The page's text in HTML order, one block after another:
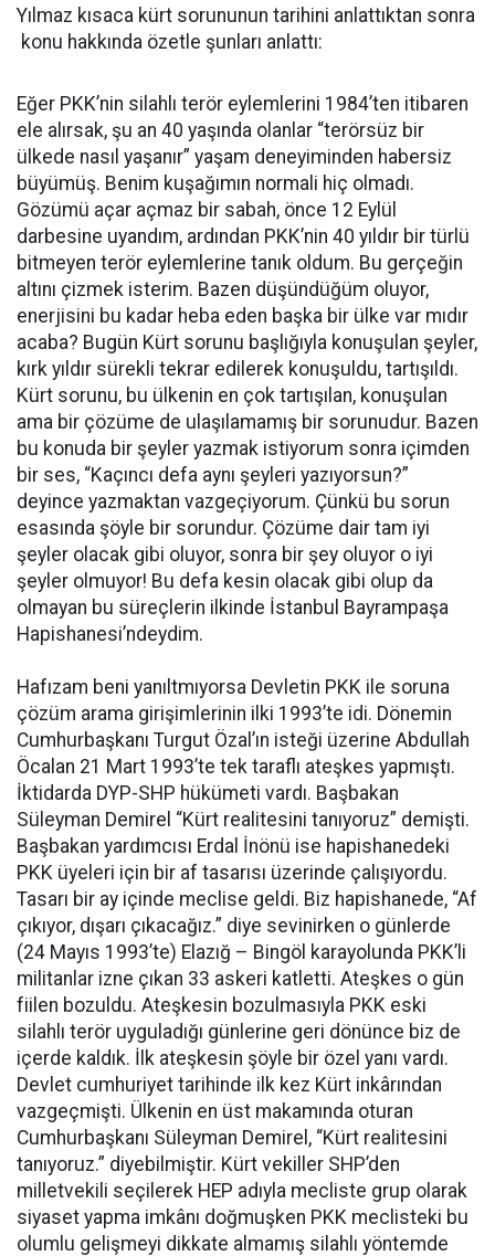
Yılmaz kısaca kürt sorununun tarihini anlattıktan sonra
konu hakkında özetle şunları anlattı:
Eğer PKK’nin silahlı terör eylemlerini 1984’ten itibaren
ele alırsak, şu an 40 yaşında olanlar “terörsüz bir
ülkede nasıl yaşanır” yaşam deneyiminden habersiz
büyümüş. Benim kuşağımın normali hiç olmadı.
Gözümü açar açmaz bir sabah, önce 12 Eylül
darbesine uyandım, ardından PKK’nin 40 yıldır bir türlü
bitmeyen terör eylemlerine tanık oldum. Bu gerçeğin
altını çizmek isterim. Bazen düşündüğüm oluyor,
enerjisini bu kadar heba eden başka bir ülke var mıdır
acaba? Bugün Kürt sorunu başlığıyla konuşulan şeyler,
kırk yıldır sürekli tekrar edilerek konuşuldu, tartışıldı.
Kürt sorunu, bu ülkenin en çok tartışılan, konuşulan
ama bir çözüme de ulaşılamamış bir sorunudur. Bazen
bu konuda bir şeyler yazmak istiyorum sonra içimden
bir ses, “Kaçıncı defa aynı şeyleri yazıyorsun?”
deyince yazmaktan vazgeçiyorum. Çünkü bu sorun
esasında şöyle bir sorundur. Çözüme dair tam iyi
şeyler olacak gibi oluyor, sonra bir şey oluyor o iyi
şeyler olmuyor! Bu defa kesin olacak gibi olup da
olmayan bu süreçlerin ilkinde İstanbul Bayrampaşa
Hapishanesi’ndeydim.
Hafızam beni yanıltmıyorsa Devletin PKK ile soruna
çözüm arama girişimlerinin ilki 1993’te idi. Dönemin
Cumhurbaşkanı Turgut Özal’ın isteği üzerine Abdullah
Öcalan 21 Mart 1993’te tek taraflı ateşkes yapmıştı.
İktidarda DYP-SHP hükümeti vardı. Başbakan
Süleyman Demirel “Kürt realitesini tanıyoruz” demişti.
Başbakan yardımcısı Erdal İnönü ise hapishanedeki
PKK üyeleri için bir af tasarısı üzerinde çalışıyordu.
Tasarı bir ay içinde meclise geldi. Biz hapishanede, “Af
çıkıyor, dışarı çıkacağız.” diye sevinirken o günlerde
(24 Mayıs 1993’te) Elazığ – Bingöl karayolunda PKK’li
militanlar izne çıkan 33 askeri katletti. Ateşkes o gün
fiilen bozuldu. Ateşkesin bozulmasıyla PKK eski
silahlı terör uyguladığı günlerine geri dönünce biz de
içerde kaldık. İlk ateşkesin şöyle bir özel yanı vardı.
Devlet cumhuriyet tarihinde ilk kez Kürt inkârından
vazgeçmişti. Ülkenin en üst makamında oturan
Cumhurbaşkanı Süleyman Demirel, “Kürt realitesini
tanıyoruz.” diyebilmiştir. Kürt vekiller SHP’den
milletvekili seçilerek HEP adıyla mecliste grup olarak
siyaset yapma imkânı doğmuşken PKK meclisteki bu
olumlu gelişmeyi dikkate almamış silahlı yöntemde